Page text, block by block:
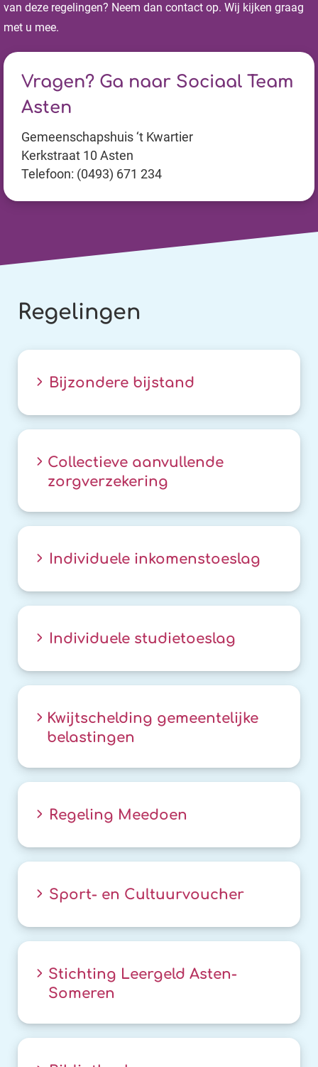
van deze regelingen? Neem dan contact op. Wij kijken graag
met u mee.
Vragen? Ga naar Sociaal Team
Asten
Gemeenschapshuis ‘t Kwartier
Kerkstraat 10 Asten
Telefoon: (0493) 671 234
Regelingen
Bijzondere bijstand
Collectieve aanvullende
zorgverzekering
Individuele inkomenstoeslag
Individuele studietoeslag
Kwijtschelding gemeentelijke
belastingen
Regeling Meedoen
Sport- en Cultuurvoucher
Stichting Leergeld Asten-
Someren